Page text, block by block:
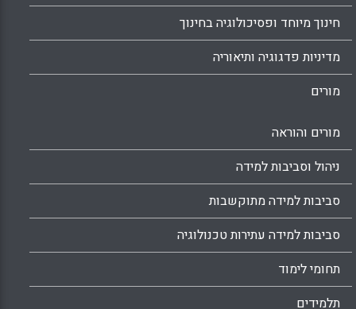
חינוך מיוחד ופסיכולוגיה בחינוך
מדיניות פדגוגיה ותיאוריה
מורים
מורים והוראה
ניהול וסביבות למידה
סביבות למידה מתוקשבות
סביבות למידה עתירות טכנולוגיה
תחומי לימוד
תלמידים